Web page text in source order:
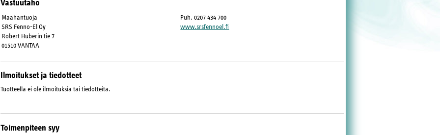
Vastuutaho
Maahantuoja
SRS Fenno-El Oy
Robert Huberin tie 7
01510 VANTAA
Puh. 0207 434 700
www.srsfennoel.fi
Ilmoitukset ja tiedotteet
Tuotteella ei ole ilmoituksia tai tiedotteita.
Toimenpiteen syy